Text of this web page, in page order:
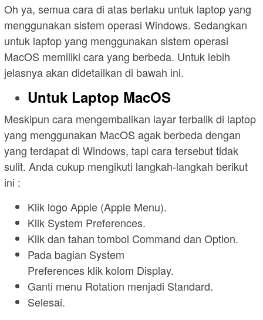
Oh ya, semua cara di atas berlaku untuk laptop yang
menggunakan sistem operasi Windows. Sedangkan
untuk laptop yang menggunakan sistem operasi
MacOS memiliki cara yang berbeda. Untuk lebih
jelasnya akan didetailkan di bawah ini.
Untuk Laptop MacOS
Meskipun cara mengembalikan layar terbalik di laptop
yang menggunakan MacOS agak berbeda dengan
yang terdapat di Windows, tapi cara tersebut tidak
sulit. Anda cukup mengikuti langkah-langkah berikut
ini :
Klik logo Apple (Apple Menu).
Klik System Preferences.
Klik dan tahan tombol Command dan Option.
Pada bagian System
Preferences klik kolom Display.
Ganti menu Rotation menjadi Standard.
Selesai.